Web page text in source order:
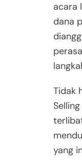
acara
dana
Tidak
yang